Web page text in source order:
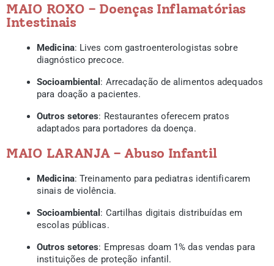
MAIO ROXO – Doenças Inflamatórias
Intestinais
Medicina: Lives com gastroenterologistas sobre
diagnóstico precoce.
Socioambiental : Arrecadação de alimentos adequados
para doação a pacientes.
Outros setores: Restaurantes oferecem pratos
adaptados para portadores da doença.
MAIO LARANJA – Abuso Infantil
Medicina: Treinamento para pediatras identificarem
sinais de violência.
Socioambiental : Cartilhas digitais distribuídas em
escolas públicas.
Outros setores: Empresas doam 1% das vendas para
instituições de proteção infantil.